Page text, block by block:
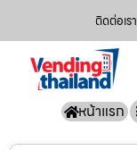
ติดต่อเรา
หน้าแรก